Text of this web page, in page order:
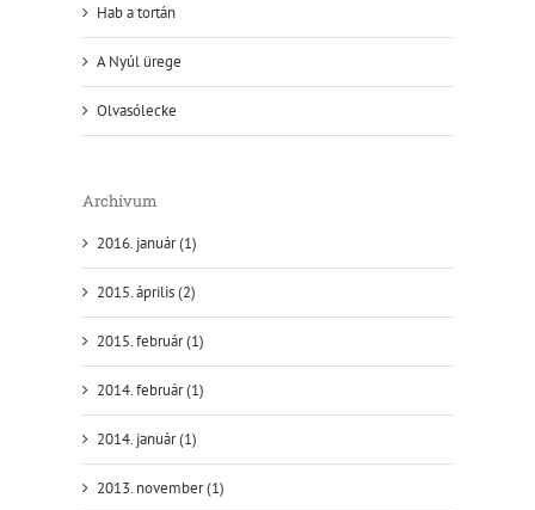
Hab a tortán
A Nyúl ürege
Olvasólecke
Archívum
2016. január (1)
2015. április (2)
2015. február (1)
2014. február (1)
2014. január (1)
2013. november (1)